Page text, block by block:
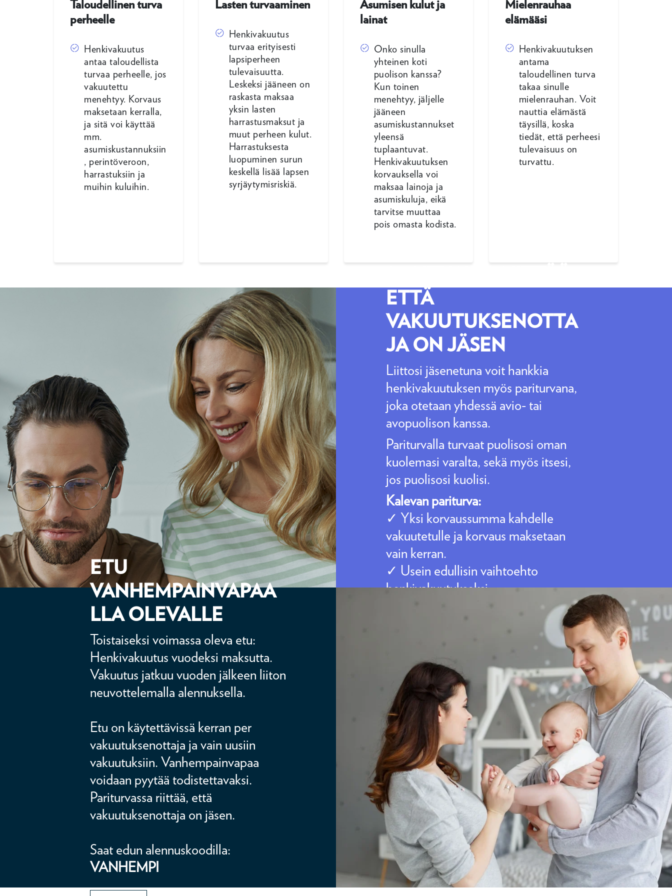
Taloudellinen turva
perheelle
Henkivakuutus
antaa taloudellista
turvaa perheelle, jos
vakuutettu
menehtyy. Korvaus
maksetaan kerralla,
ja sitä voi käyttää
mm.
asumiskustannuksiin
, perintöveroon,
harrastuksiin ja
muihin kuluihin.
Lasten turvaaminen
Henkivakuutus
turvaa erityisesti
lapsiperheen
tulevaisuutta.
Leskeksi jääneen on
raskasta maksaa
yksin lasten
harrastusmaksut ja
muut perheen kulut.
Harrastuksesta
luopuminen surun
keskellä lisää lapsen
syrjäytymisriskiä.
Asumisen kulut ja
lainat
Onko sinulla
yhteinen koti
puolison kanssa?
Kun toinen
menehtyy, jäljelle
jääneen
asumiskustannukset
yleensä
tuplaantuvat.
Henkivakuutuksen
korvauksella voi
maksaa lainoja ja
asumiskuluja, eikä
tarvitse muuttaa
pois omasta kodista.
Mielenrauhaa
elämääsi
Henkivakuutuksen
antama
taloudellinen turva
takaa sinulle
mielenrauhan. Voit
nauttia elämästä
täysillä, koska
tiedät, että perheesi
tulevaisuus on
turvattu.
ETTÄ
VAKUUTUKSENOTTA
JA ON JÄSEN
Liittosi jäsenetuna voit hankkia
henkivakuutuksen myös pariturvana,
joka otetaan yhdessä avio- tai
avopuolison kanssa.
Pariturvalla turvaat puolisosi oman
kuolemasi varalta, sekä myös itsesi,
jos puolisosi kuolisi.
Kalevan pariturva:
✓ Yksi korvaussumma kahdelle
vakuutetulle ja korvaus maksetaan
vain kerran.
✓ Usein edullisin vaihtoehto
henkivakuutukseksi.
✓ Vain vakuutuksenottajan tarvitsee
ETU
VANHEMPAINVAPAA
LLA OLEVALLE
Toistaiseksi voimassa oleva etu:
Henkivakuutus vuodeksi maksutta.
Vakuutus jatkuu vuoden jälkeen liiton
neuvottelemalla alennuksella.
Etu on käytettävissä kerran per
vakuutuksenottaja ja vain uusiin
vakuutuksiin. Vanhempainvapaa
voidaan pyytää todistettavaksi.
Pariturvassa riittää, että
vakuutuksenottaja on jäsen.
Saat edun alennuskoodilla:
VANHEMPI